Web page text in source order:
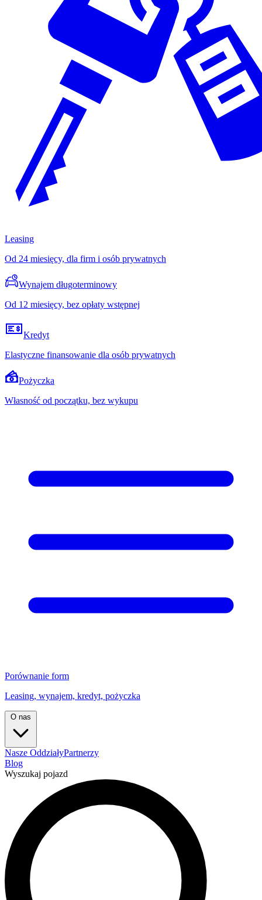
Leasing
Od 24 miesięcy, dla firm i osób prywatnych
Wynajem długoterminowy
Od 12 miesięcy, bez opłaty wstępnej
Kredyt
Elastyczne finansowanie dla osób prywatnych
Pożyczka
Własność od początku, bez wykupu
Porównanie form
Leasing, wynajem, kredyt, pożyczka
O nas
Nasze OddziałyPartnerzy
Blog
Wyszukaj pojazd